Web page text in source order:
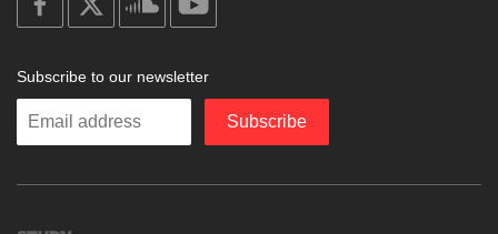
facebook
soundcloud
Subscribe to our newsletter
Enter
Subscribe